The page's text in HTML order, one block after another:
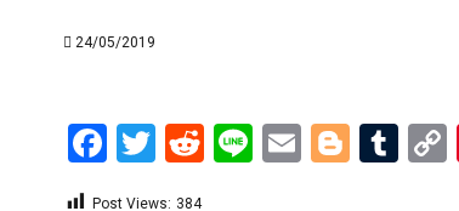
24/05/2019
Facebook
Twitter
Reddit
LineEmail
Post Views: 384